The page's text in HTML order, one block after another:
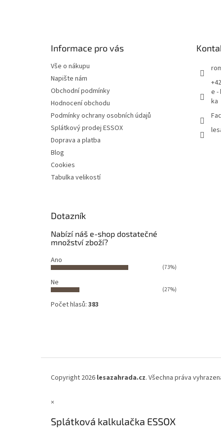
Informace pro vás
Vše o nákupu
Napište nám
Obchodní podmínky
Hodnocení obchodu
Podmínky ochrany osobních údajů
Splátkový prodej ESSOX
Doprava a platba
Blog
Cookies
Tabulka velikostí
e -
ka
Dotazník
Nabízí náš e-shop dostatečné
množství zboží?
Ano
(73%)
Ne
(27%)
Počet hlasů: 383
Copyright 2026 lesazahrada.cz. Všechna práva
×
Splátková kalkulačka ESSOX